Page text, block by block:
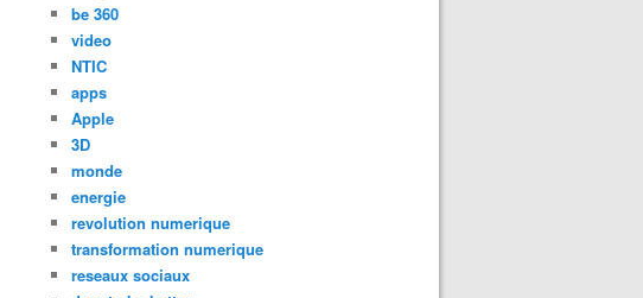
be 360
video
NTIC
apps
Apple
3D
monde
energie
revolution numerique
transformation numerique
reseaux sociaux